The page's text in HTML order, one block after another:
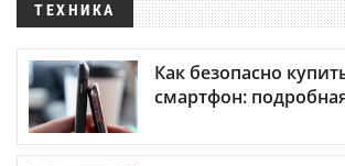
ТЕХНИКА
Как безопасно
смартфон: